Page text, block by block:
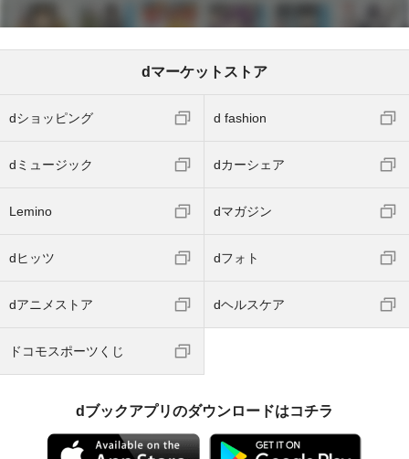
dマーケットストア
dショッピング d fashion
dミュージック dカーシェア
Lemino dマガジン
dヒッツ dフォト
dアニメストア dヘルスケア
ドコモスポーツくじ
dブックアプリのダウンロードはコチラ